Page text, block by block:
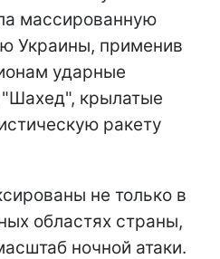
массированную
Украины, применив
ударные
"Шахед", крылатые
ракету
не только в
областях страны,
ночной атаки.